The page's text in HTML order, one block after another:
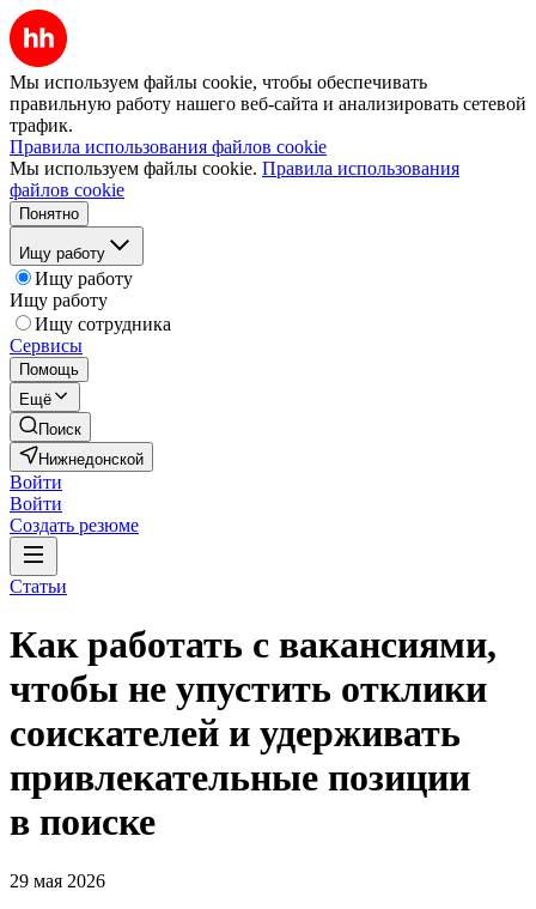
Мы используем файлы cookie, чтобы обеспечивать
правильную работу нашего веб-сайта и анализировать сетевой
трафик.
Правила использования файлов cookie
Мы используем файлы cookie. Правила использования
файлов cookie
Понятно
Ищу работу
Ищу работу
Ищу работу
Ищу сотрудника
Сервисы
Помощь
Ещё
Поиск
Нижнедонской
Войти
Войти
Создать резюме
Статьи
Как работать с вакансиями,
чтобы не упустить отклики
соискателей и удерживать
привлекательные позиции
в поиске
29 мая 2026